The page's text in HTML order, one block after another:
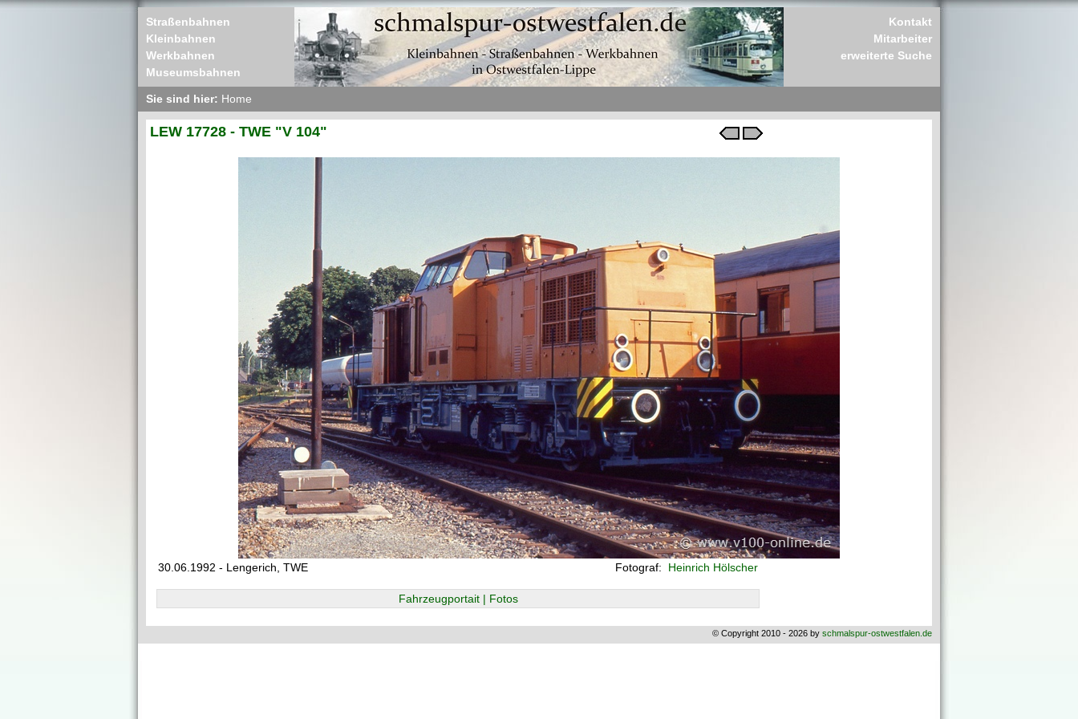
Straßenbahnen
Kleinbahnen
Werkbahnen
Museumsbahnen
Kontakt
Mitarbeiter
erweiterte Suche
Sie sind hier: Home
LEW 17728 - TWE "V 104"
30.06.1992 - Lengerich, TWE Fotograf: Heinrich Hölscher
Fahrzeugportait | Fotos
© Copyright 2010 - 2026 by schmalspur-ostwestfalen.de